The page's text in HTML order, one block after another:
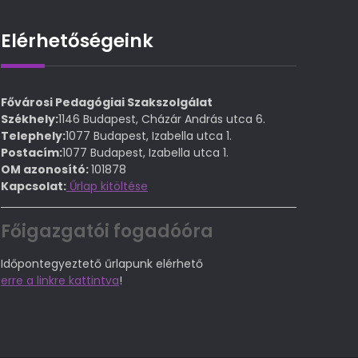
Elérhetőségeink
Fővárosi Pedagógiai Szakszolgálat
Székhely:1146 Budapest, Cházár András utca 6.
Telephely:1077 Budapest, Izabella utca 1.
Postacím:1077 Budapest, Izabella utca 1.
OM azonosító:101878
Kapcsolat: Űrlap kitöltése
Főigazgatói fogadóóra
Időpontegyeztető űrlapunk elérhető
erre a linkre kattintva!